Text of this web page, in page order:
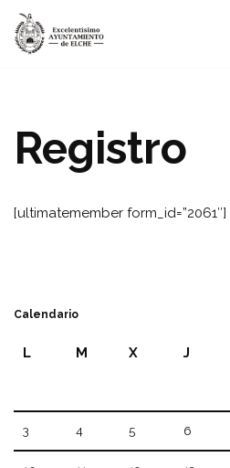
Saltar
Registro
[ultimatemember form_id=”2061″]
Calendario
L M X J
3 4 5 6